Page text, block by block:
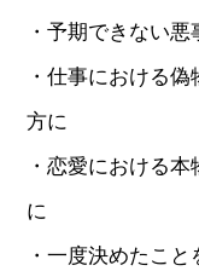
・予期できない
・仕事における
方に
・恋愛における
に
・一度決めたこ